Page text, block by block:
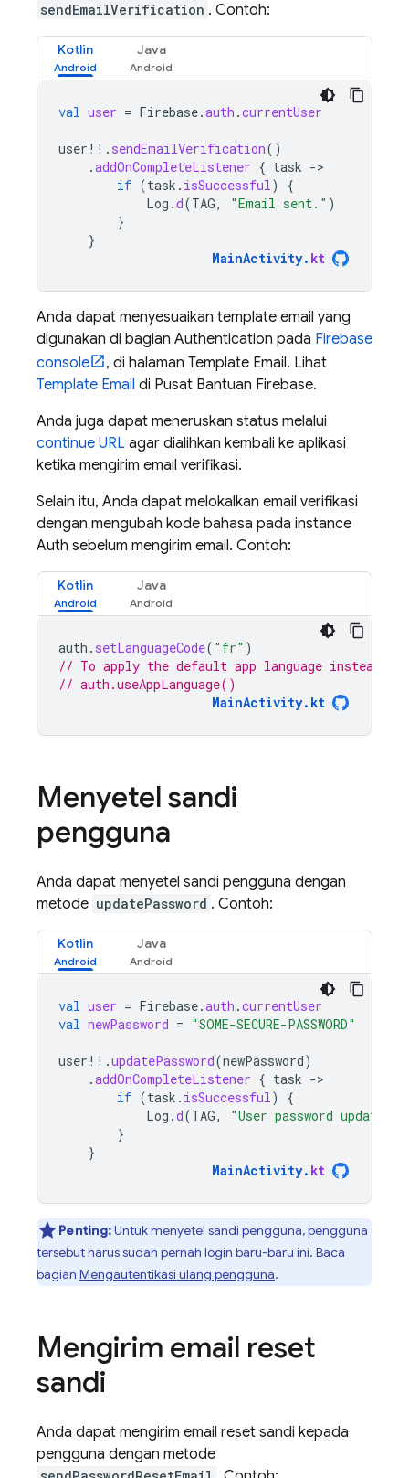
sendEmailVerification . Contoh:
Kotlin Java
val user = Firebase.auth .currentUser
user !! . sendEmailVerification()
.addOnCompleteListener { task -
if (task . isSuccessful)
{
Log .d(TAG, "Email sent." )
}
}
MainActivity. kt
Anda dapat menyesuaikan template email yang
digunakan di bagian Authentication pada Firebase
console
, di halaman Template Email. Lihat
Template Email di Pusat Bantuan Firebase.
Anda juga dapat meneruskan status melalui
continue URL agar dialihkan kembali ke aplikasi
ketika mengirim email verifikasi.
Selain itu, Anda dapat melokalkan email verifikasi
dengan mengubah kode bahasa pada instance
Auth sebelum mengirim email. Contoh:
Kotlin Java
auth . setLanguageCode( "fr" )
// To apply the default app language
// auth.useAppLanguage()
MainActivity.kt
Menyetel sandi
pengguna
Anda dapat menyetel sandi pengguna dengan
metode updatePassword . Contoh:
Kotlin Java
val user = Firebase.auth .currentUser
val newPassword = "SOME-SECURE-PASSWORD"
user !! .updatePassword(newPassword)
.addOnCompleteListener { task -
if (task . isSuccessful)
{
Log .d(TAG, "User password updated."
}
}
MainActivity. kt
Penting:Untuk menyetel sandi pengguna, pengguna
tersebut harus sudah pernah login baru-baru ini. Baca
bagian Mengautentikasi ulang pengguna.
Mengirim email reset
sandi
Anda dapat mengirim email reset sandi kepada
pengguna dengan metode